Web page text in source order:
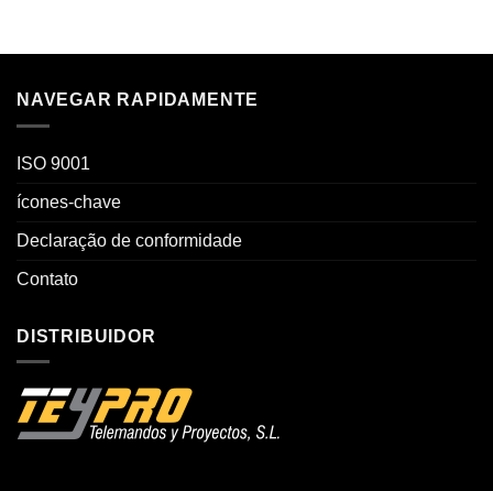
NAVEGAR RAPIDAMENTE
ISO 9001
ícones-chave
Declaração de conformidade
Contato
DISTRIBUIDOR